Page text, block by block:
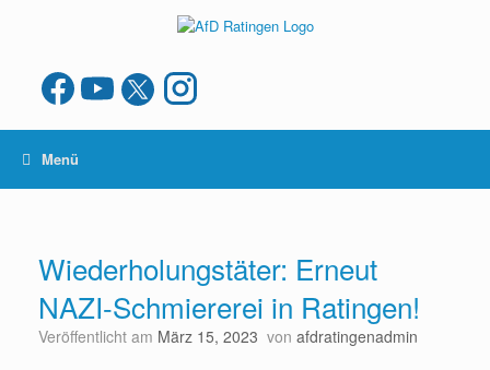
Menü
Wiederholungstäter: Erneut
NAZI-Schmiererei in Ratingen!
Veröffentlicht am März 15, 2023 von afdratingenadmin